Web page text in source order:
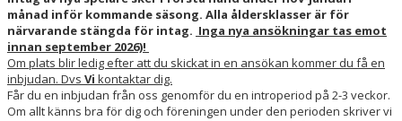
BILDGALLERI
VÅRA LAG/TRÄNARE
MATCHER
månad inför kommande säsong. Alla åldersklasser är för
närvarande stängda för intag. Inga nya ansökningar tas emot
innan september 2026)!
Om plats blir ledig efter att du skickat in en ansökan kommer du få en
inbjudan. Dvs Vi kontaktar dig.
Får du en inbjudan från oss genomför du en introperiod på 2-3 veckor.
Om allt känns bra för dig och föreningen under den perioden skriver vi